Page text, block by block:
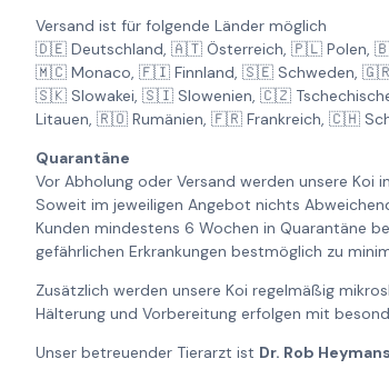
Versand ist für folgende Länder möglich
🇩🇪 Deutschland, 🇦🇹 Österreich, 🇵🇱 Polen,
🇲🇨 Monaco, 🇫🇮 Finnland, 🇸🇪 Schweden,
🇸🇰 Slowakei, 🇸🇮 Slowenien, 🇨🇿
Litauen, 🇷🇴 Rumänien, 🇫🇷 Frankreich, 🇨🇭
Quarantäne
Vor Abholung oder Versand werden unsere
Soweit im jeweiligen Angebot nichts
Kunden mindestens 6 Wochen in Quarantäne
gefährlichen Erkrankungen bestmöglich zu
Zusätzlich werden unsere Koi regelmäßig
Hälterung und Vorbereitung erfolgen mit
Unser betreuender Tierarzt ist Dr. Rob Heymans